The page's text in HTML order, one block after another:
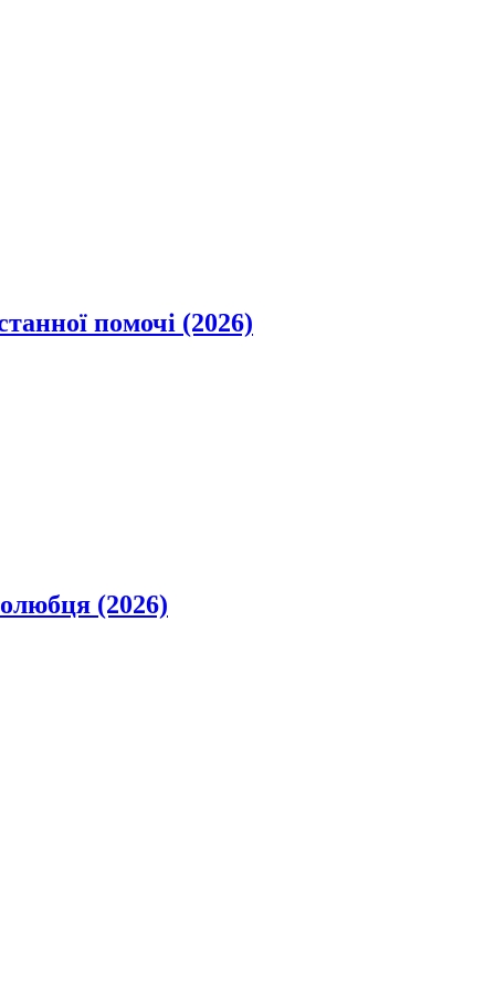
помочі (2026)
(2026)